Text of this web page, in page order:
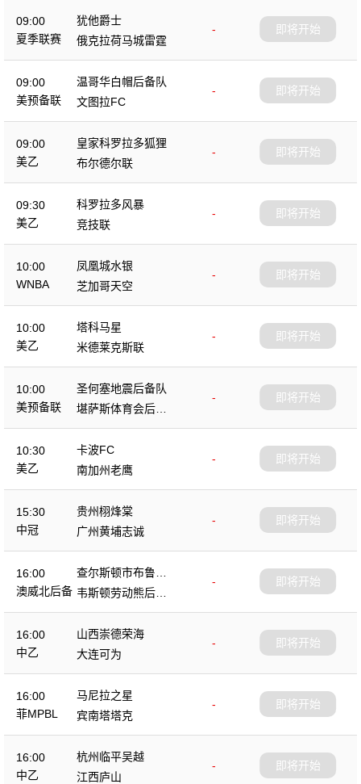
09:00
夏季联赛
犹他爵士
-
俄克拉荷马城雷霆
即将开始
09:00
美预备联
温哥华白帽后备队
-
文图拉FC
即将开始
09:00
美乙
皇家科罗拉多狐狸
-
布尔德尔联
即将开始
09:30
美乙
科罗拉多风暴
-
竞技联
即将开始
10:00
WNBA
凤凰城水银
-
芝加哥天空
即将开始
10:00
美乙
塔科马星
-
米德莱克斯联
即将开始
10:00
美预备联
圣何塞地震后备队
-
堪萨斯体育会后备
队
即将开始
10:30
美乙
卡波FC
-
南加州老鹰
即将开始
15:30
中冠
贵州栩烽棠
-
广州黄埔志诚
即将开始
16:00
澳威北后备
查尔斯顿市布鲁斯
后备队
-
韦斯顿劳动熊后备
队
即将开始
16:00
中乙
山西崇德荣海
-
大连可为
即将开始
16:00
菲MPBL
马尼拉之星
-
宾南塔塔克
即将开始
16:00
中乙
杭州临平吴越
-
江西庐山
即将开始